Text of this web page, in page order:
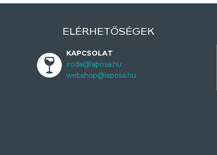
ELÉRHETŐSÉGEK
KAPCSOLAT
iroda@laposa.hu
webshop@laposa.hu